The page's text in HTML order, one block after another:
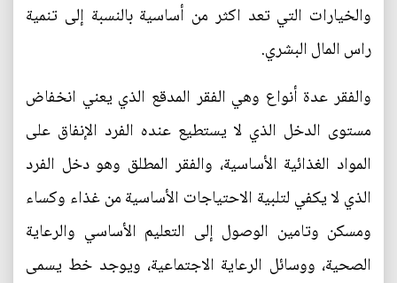
والخيارات التي تعد اكثر من أساسية بالنسبة إلى تنمية
راس المال البشري.
والفقر عدة أنواع وهي الفقر المدقع الذي يعني انخفاض
مستوى الدخل الذي لا يستطيع عنده الفرد الإنفاق على
المواد الغذائية الأساسية، والفقر المطلق وهو دخل الفرد
الذي لا يكفي لتلبية الاحتياجات الأساسية من غذاء وكساء
ومسكن وتامين الوصول إلى التعليم الأساسي والرعاية
الصحية، ووسائل الرعاية الاجتماعية، ويوجد خط يسمى